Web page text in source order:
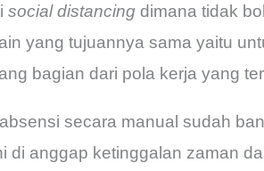
social distancingdimana tidak
yang tujuannya sama yaitu
bagian dari pola kerja yang
secara manual sudah
di anggap ketinggalan zaman